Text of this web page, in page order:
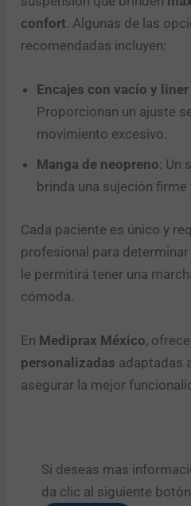
confort. Algunas de las
recomendadas incluyen:
Encajes con vacío y
Proporcionan un ajuste
movimiento excesivo.
Manga de neopreno: Un
brinda una sujeción
Cada paciente es único y
profesional para
le permitirá tener una
cómoda.
En Mediprax México,
personalizadas adaptadas
asegurar la mejor
Si deseas mas
da clic al siguiente